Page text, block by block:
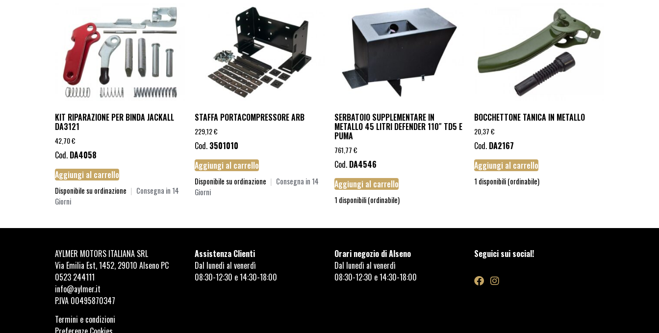
KIT RIPARAZIONE PER BINDA JACKALL
DA3121
42,70€
Cod. DA4058
Aggiungi al carrello
Disponibile su ordinazione | Consegna in 14
Giorni
STAFFA PORTACOMPRESSORE ARB
229,12€
Cod. 3501010
Aggiungi al carrello
Disponibile su ordinazione | Consegna in 14
Giorni
SERBATOIO SUPPLEMENTARE IN
METALLO 45 LITRI DEFENDER 110″ TD5 E
PUMA
761,77€
Cod. DA4546
Aggiungi al carrello
1 disponibili (ordinabile)
BOCCHETTONE TANICA IN METALLO
20,37€
Cod. DA2167
Aggiungi al carrello
1 disponibili (ordinabile)
AYLMER MOTORS ITALIANA SRL
Via Emilia Est, 1452, 29010 Alseno PC
0523 244111
info@aylmer.it
P.IVA 00495870347
Termini e condizioni
Assistenza Clienti
Dal lunedì al venerdì
08:30-12:30 e 14:30-18:00
Orari negozio di Alseno
Dal lunedì al venerdì
08:30-12:30 e 14:30-18:00
Seguici sui social!